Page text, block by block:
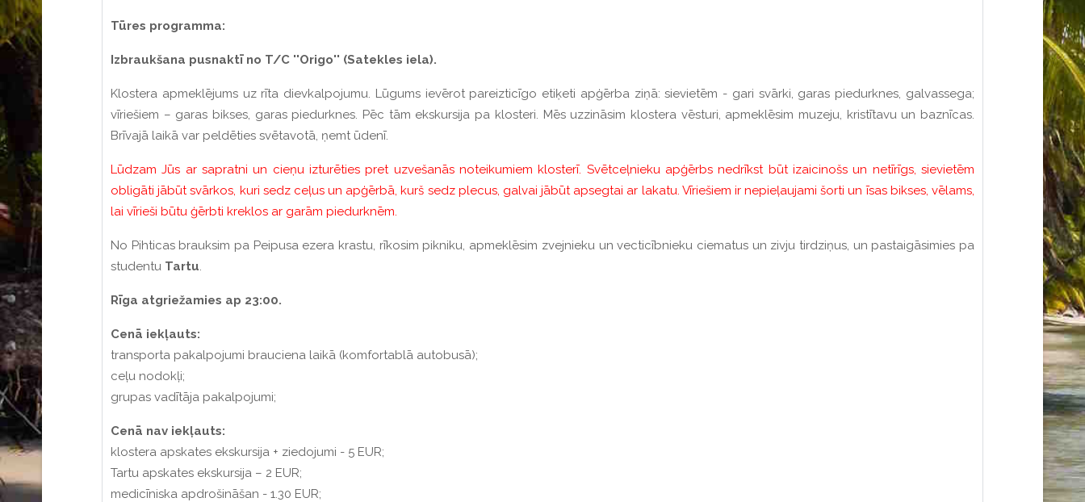
Tūres programma:
Izbraukšana pusnaktī no T/C ''Origo'' (Satekles iela).
Klostera apmeklējums uz rīta dievkalpojumu. Lūgums ievērot pareizticīgo etiķeti apģērba ziņā: sievietēm - gari svārki, garas piedurknes, galvassega;
vīriešiem – garas bikses, garas piedurknes. Pēc tām ekskursija pa klosteri. Mēs uzzināsim klostera vēsturi, apmeklēsim muzeju, kristītavu un baznīcas.
Brīvajā laikā var peldēties svētavotā, ņemt ūdenī.
Lūdzam Jūs ar sapratni un cieņu izturēties pret uzvešanās noteikumiem klosterī. Svētceļnieku apģērbs nedrīkst būt izaicinošs un netīrīgs, sievietēm
obligāti jābūt svārkos, kuri sedz ceļus un apģērbā, kurš sedz plecus, galvai jābūt apsegtai ar lakatu. Vīriešiem ir nepieļaujami šorti un īsas bikses, vēlams,
lai vīrieši būtu ģērbti kreklos ar garām piedurknēm.
No Pihticas brauksim pa Peipusa ezera krastu, rīkosim pikniku, apmeklēsim zvejnieku un vecticībnieku ciematus un zivju tirdziņus, un pastaigāsimies pa
studentu Tartu.
Rīga atgriežamies ap 23:00.
Cenā iekļauts:
transporta pakalpojumi brauciena laikā (komfortablā autobusā);
ceļu nodokļi;
grupas vadītāja pakalpojumi;
Cenā nav iekļauts:
klostera apskates ekskursija + ziedojumi - 5 EUR;
Tartu apskates ekskursija – 2 EUR;
medicīniska apdrošināšan - 1.30 EUR;